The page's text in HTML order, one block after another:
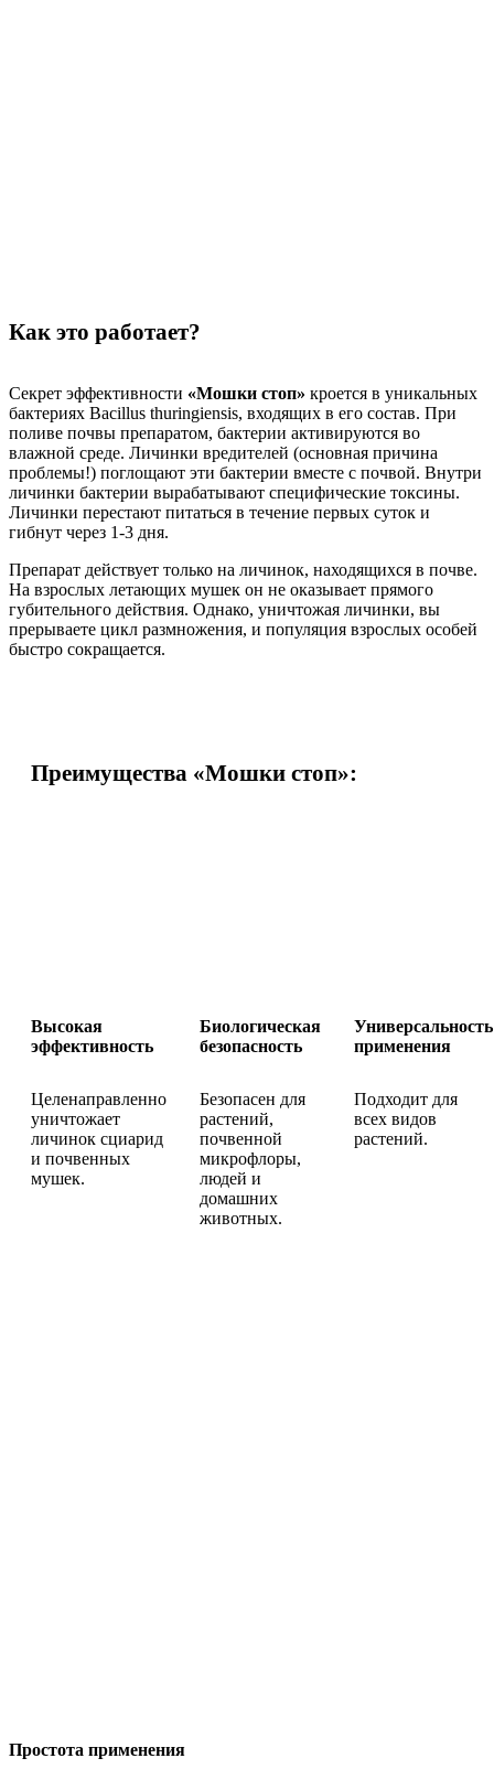
Как это работает?
Секрет эффективности «Мошки стоп» кроется в уникальных
бактериях Bacillus thuringiensis, входящих в его состав. При
поливе почвы препаратом, бактерии активируются во
влажной среде. Личинки вредителей (основная причина
проблемы!) поглощают эти бактерии вместе с почвой. Внутри
личинки бактерии вырабатывают специфические токсины.
Личинки перестают питаться в течение первых суток и
гибнут через 1-3 дня.
Препарат действует только на личинок, находящихся в почве.
На взрослых летающих мушек он не оказывает прямого
губительного действия. Однако, уничтожая личинки, вы
прерываете цикл размножения, и популяция взрослых особей
быстро сокращается.
Преимущества «Мошки стоп»:
Высокая
эффективность
Биологическая
безопасность
Универсальность
применения
Целенаправленно
уничтожает
личинок сциарид
и почвенных
мушек.
Безопасен для
растений,
почвенной
микрофлоры,
людей и
домашних
животных.
Подходит для
всех видов
растений.
Простота применения